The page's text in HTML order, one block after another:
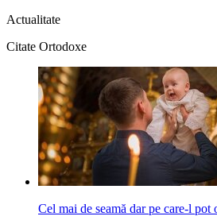
Actualitate
Citate Ortodoxe
Cel mai de seamă dar pe care-l